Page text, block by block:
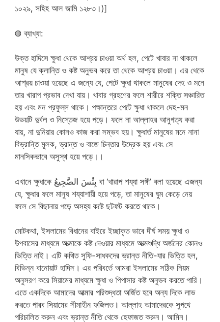
১০২৯, সহিহ আল জামি ১২৮৩।)]
◍ ব্যাখ্যা:
উক্ত হাদিসে ক্ষুধা থেকে আশ্রয় চাওয়া অর্থ হল, পেটে খাবার না থাকলে
মানুষ যে ক্লান্তি ও কষ্ট অনুভব করে তা থেকে আশ্রয় চাওয়া। এর থেকে
আশ্রয় চাওয়া হয়েছে এ জন্যে যে, পেটে ক্ষুধা থাকলে মানুষের দেহ ও মনে
তার খারাপ প্রভাব দেখা যায়। খাবার গ্রহণের ফলে শারীরে শক্তি সঞ্চারিত
হয় এবং মন প্রফুল্ল থাকে। পক্ষান্তরে পেটে ক্ষুধা থাকলে দেহ-মন
উভয়টি দুর্বল ও নিস্তেজ হয়ে পড়ে। ফলে না আল্লাহর আনুগত্য করা
যায়, না দুনিয়ার কোনও কাজ করা সম্ভব হয়। ক্ষুধার্ত মানুষের মনে নানা
বিভ্রান্তি মূলক, ভ্রান্ত ও বাজে চিন্তার উদ্রেক হয় এবং সে
মানসিকভাবে অসুস্থ হয়ে পড়ে।।
এখানে ক্ষুধাকে بِئْسَ الضَّجِيعُ বা ‘খারাপ শয্যা সঙ্গী’ বলা হয়েছে এজন্য
যে, ক্ষুধার ফলে মানুষ শয্যাশায়ী হয়ে পড়ে, তা মানুষের ঘুম কেড়ে নেয়
ফলে সে বিছানায় পড়ে অসহ্য কষ্টে ছটফট করতে থাকে।
মোটকথা, ইসলামের বিধানের বাইরে ইচ্ছাকৃত ভাবে দীর্ঘ সময় ক্ষুধা ও
উপবাসের মাধ্যমে আত্মাকে কষ্ট দেওয়ার মাধ্যমে আত্মশুদ্ধি অর্জনের কোনও
ভিত্তি নাই। এটি কথিত সুফি-সাধকদের ভ্রান্ত নীতি-যার ভিত্তি হল,
বিভিন্ন বানোয়াট হাদিস। এর পরিবর্তে আমরা ইসলামের সঠিক নিয়ম
অনুসরণ করে সিয়ামের মাধ্যমে ক্ষুধা ও পিপাসার কষ্ট অনুভব করতে পারি।
এতে একদিকে আমাদের আত্মার পরিশুদ্ধতা অর্জিত হবে অন্য দিকে লাভ
করতে পারব সিয়ামের সীমাহীন ফজিলত। আল্লাহ আমাদেরকে সুপথে
পরিচালিত করুন এবং ভ্রান্ত নীতি থেকে হেফাজত করুন। আমিন।